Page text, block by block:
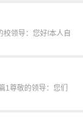
领导：您好!本人自
1尊敬的领导：您们